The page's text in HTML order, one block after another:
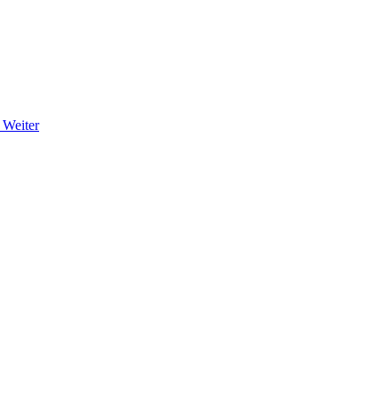
Weiter